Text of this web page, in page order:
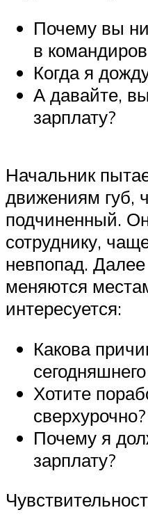
Почему вы
в
Когда я
А давайте,
зарплату?
Начальник
движениям губ,
подчиненный.
сотруднику,
невпопад. Далее
меняются
интересуется:
Какова
Хотите
сверхурочно?
Почему я
зарплату?